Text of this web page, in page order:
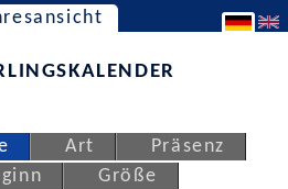
Art
Präsenz
Größe